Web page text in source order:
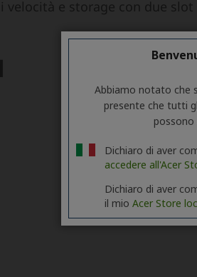
Abbiamo notato che
presente che tutti
possono
Dichiaro di aver
accedere all'Acer
Dichiaro di aver
il mio Acer Store